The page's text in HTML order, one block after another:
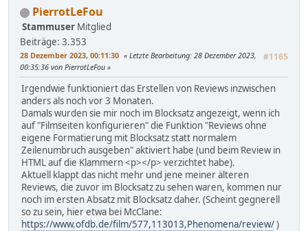
PierrotLeFou
Stammuser Mitglied
Beiträge: 3.353
28 Dezember 2023, 00:11:30 #1165
Letzte Bearbeitung: 28 Dezember 2023,
00:35:36 von PierrotLeFou
Irgendwie funktioniert das Erstellen von Reviews inzwischen
anders als noch vor 3 Monaten.
Damals wurden sie mir noch im Blocksatz angezeigt, wenn ich
auf "Filmseiten konfigurieren" die Funktion "Reviews ohne
eigene Formatierung mit Blocksatz statt normalem
Zeilenumbruch ausgeben" aktiviert habe (und beim Review in
HTML auf die Klammern <p></p> verzichtet habe).
Aktuell klappt das nicht mehr und jene meiner älteren
Reviews, die zuvor im Blocksatz zu sehen waren, kommen nur
noch im ersten Absatz mit Blocksatz daher. (Scheint gegnerell
so zu sein, hier etwa bei McClane:
https://www.ofdb.de/film/577,113013,Phenomena/review/)